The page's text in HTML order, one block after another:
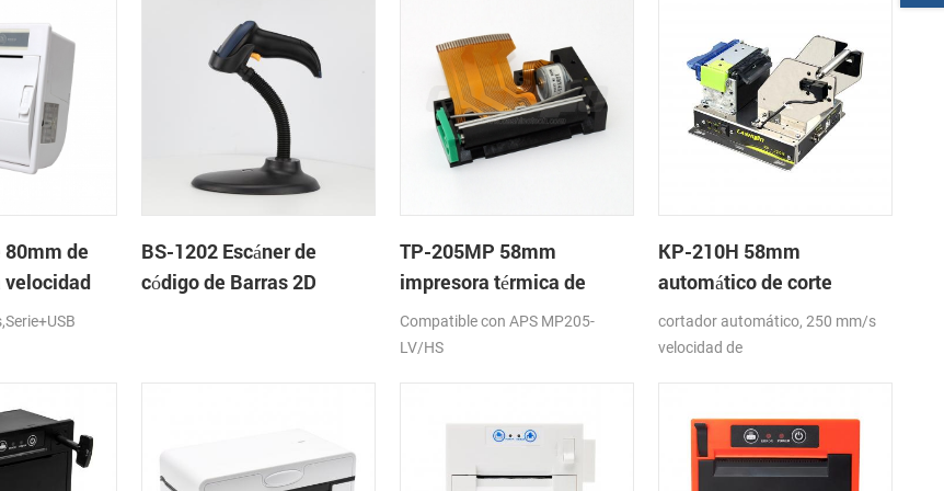
80mm de
velocidad
impresora
BS-1202 Escáner de
código de Barras 2D
TP-205MP 58mm
impresora térmica de
cabeza
Compatible con APS MP205-
LV/HS
KP-210H 58mm
automático de corte
quiosco de la impresora
térmica
cortador automático, 250 mm/s
velocidad de